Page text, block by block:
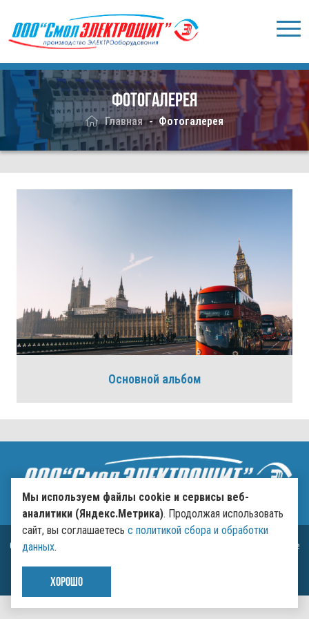
Фотогалерея
Главная Фотогалерея
Основной альбом
Copyright © 2022 - 2026. СмолЭлектроЩит. Разработка и продвижение
Политика конфиденциальности
Мы используем файлы cookie и сервисы веб-
аналитики (Яндекс.Метрика). Продолжая использовать
сайт, вы соглашаетесь с политикой сбора и обработки
данных.
ХОРОШО